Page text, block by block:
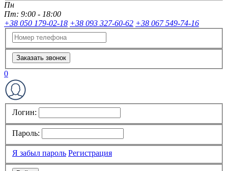
Пн
Пт: 9:00 - 18:00
+38 050 179-02-18 +38 093 327-60-62 +38 067 549-74-16
Заказать звонок
0
Логин:
Пароль:
Я забыл пароль Регистрация